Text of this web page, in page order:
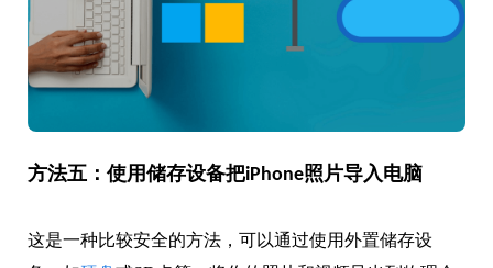
方法五：使用储存设备把iPhone照片导入电脑
这是一种比较安全的方法，可以通过使用外置储存设